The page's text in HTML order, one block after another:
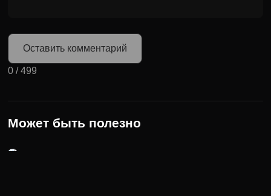
Оставить комментарий
0 /499
Может быть полезно